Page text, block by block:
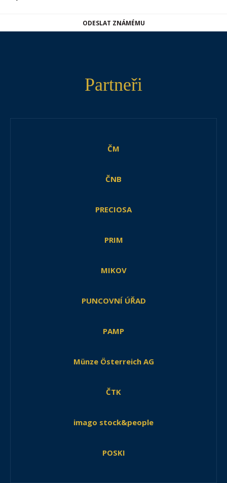
ODESLAT ZNÁMÉMU
Partneři
ČM
ČNB
PRECIOSA
PRIM
MIKOV
PUNCOVNÍ ÚŘAD
PAMP
Münze Österreich AG
ČTK
imago stock&people
POSKI